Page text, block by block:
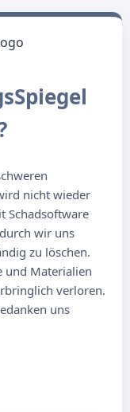
nicht wieder
Schadsoftware
wir uns
zu löschen.
und Materialien
verloren.
uns